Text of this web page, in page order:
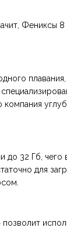
Фениксы 8
32 Гб, чего
для